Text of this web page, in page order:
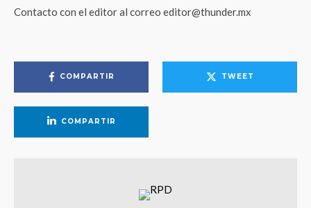
Contacto con el editor al correo editor@thunder.mx
COMPARTIR TWEET
COMPARTIR